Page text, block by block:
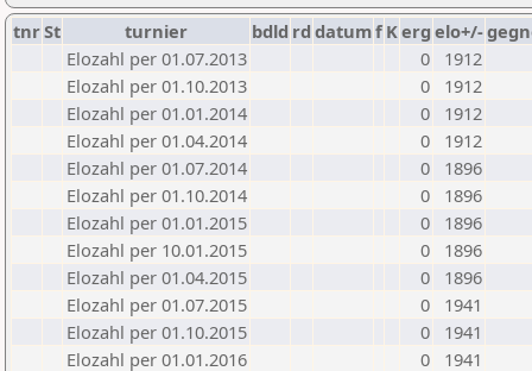
tnrSt turnier bdld rd datumf Kerg elo+/-
Elozahl per 01.07.2013
0
1912
Elozahl per 01.10.2013
0
1912
Elozahl per 01.01.2014
0
1912
Elozahl per 01.04.2014
0
1912
Elozahl per 01.07.2014
0
1896
Elozahl per 01.10.2014
0
1896
Elozahl per 01.01.2015
0
1896
Elozahl per 10.01.2015
0
1896
Elozahl per 01.04.2015
0
1896
Elozahl per 01.07.2015
0
1941
Elozahl per 01.10.2015
0
1941
Elozahl per 01.01.2016
0
1941